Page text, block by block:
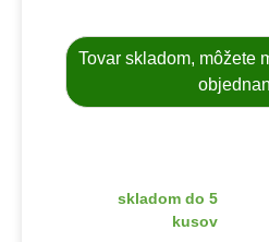
Tovar skladom, môžete
skladom do 5
kusov